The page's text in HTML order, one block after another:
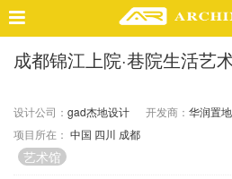
精选案例
景 观
室 内
视 频
成都锦江上院·巷院生活艺
设计公司： gad杰地设计 开发商： 华润置地
项目所在： 中国 四川 成都
艺术馆